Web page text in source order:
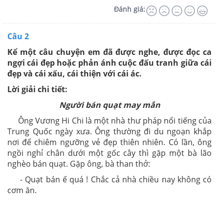
Đánh giá:
Câu 2
Kể một câu chuyện em đã được nghe, được đọc ca
ngợi cái đẹp hoặc phản ánh cuộc đấu tranh giữa cái
đẹp và cái xấu, cái thiện với cái ác.
Lời giải chi tiết:
Người bán quạt may mắn
Ông Vương Hi Chi là một nhà thư pháp nổi tiếng của
Trung Quốc ngày xưa. Ông thường đi du ngoạn khắp
nơi để chiêm ngưỡng vẻ đẹp thiên nhiên. Có lần, ông
ngồi nghỉ chân dưới một gốc cây thì gặp một bà lão
nghèo bán quạt. Gặp ông, bà than thở:
- Quạt bán ế quá ! Chắc cả nhà chiều nay không có
cơm ăn.